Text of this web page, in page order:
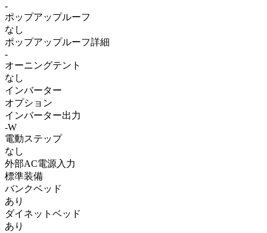
-
ポップアップルーフ
なし
ポップアップルーフ詳細
-
オーニングテント
なし
インバーター
オプション
インバーター出力
-W
電動ステップ
なし
外部AC電源入力
標準装備
バンクベッド
あり
ダイネットベッド
あり